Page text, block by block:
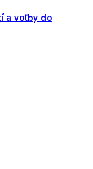
a voľby do